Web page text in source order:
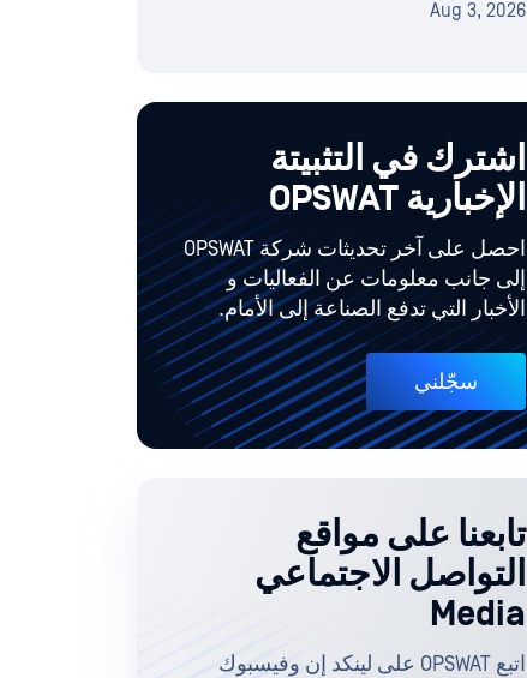
Aug 3, 2026
اشترك في التثبيتة
الإخبارية OPSWAT
احصل على آخر تحديثات شركة OPSWAT
إلى جانب معلومات عن الفعاليات و
الأخبار التي تدفع الصناعة إلى الأمام.
سجّلني
تابعنا على مواقع
التواصل الاجتماعي
Media
اتبع OPSWAT على لينكد إن وفيسبوك